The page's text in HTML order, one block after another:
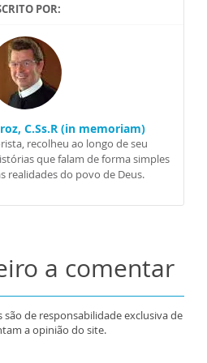
POR:
C.Ss.R (in memoriam)
recolheu ao longo de seu
que falam de forma simples
realidades do povo de Deus.
a comentar
são de responsabilidade exclusiva de
a opinião do site.